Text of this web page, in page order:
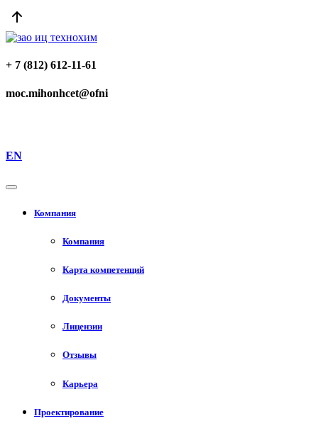
+ 7 (812) 612-11-61
moc.mihonhcet@ofni
EN
Компания
Компания
Карта компетенций
Документы
Лицензии
Отзывы
Карьера
Проектирование